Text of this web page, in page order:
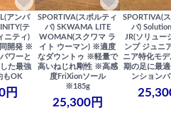
アンパ
テ
ニティ)
開発 ※
ワーと
た最強
もOK
円
SPORTIVA(スポルティ
バ) SKWAMA LITE
WOMAN(スクワマ ラ
イト ウーマン) ※適度
なダウントゥ ※軽量で
高いねじれ剛性 ※高感
度FriXionソール
※185g
25,300円
SPORTIVA(
バ)
JR(ソリュー
ンプ ジュニ
ニア特化モ
期の足に最
ンション